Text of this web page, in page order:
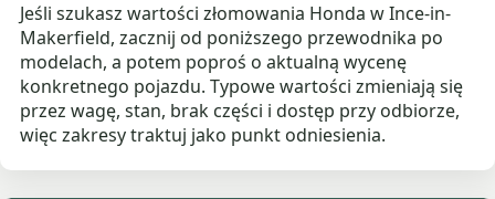
Jeśli szukasz wartości złomowania Honda w Ince-in-
Makerfield, zacznij od poniższego przewodnika po
modelach, a potem poproś o aktualną wycenę
konkretnego pojazdu. Typowe wartości zmieniają się
przez wagę, stan, brak części i dostęp przy odbiorze,
więc zakresy traktuj jako punkt odniesienia.